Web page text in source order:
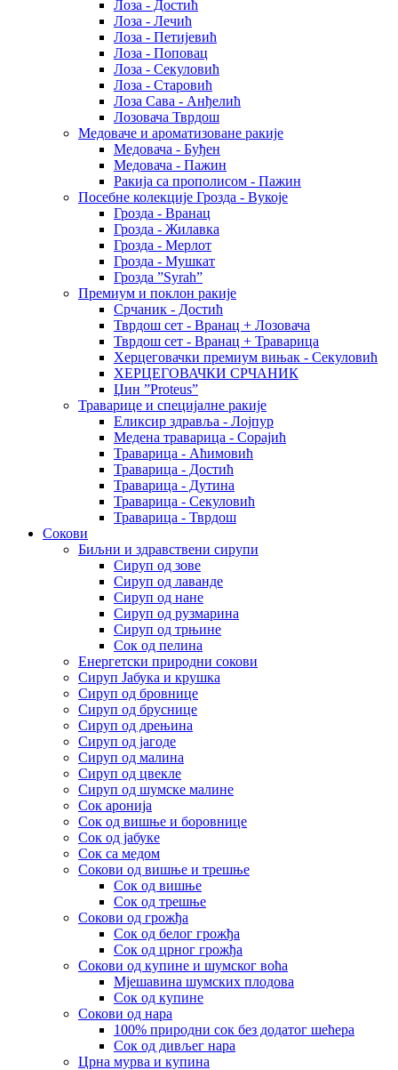
Лоза - Достић
Лоза - Лечић
Лоза - Петијевић
Лоза - Поповац
Лоза - Секуловић
Лоза - Старовић
Лоза Сава - Анђелић
Лозовача Тврдош
Медоваче и ароматизоване ракије
Медовача - Буђен
Медовача - Пажин
Ракија са прополисом - Пажин
Посебне колекције Грозда - Вукоје
Грозда - Вранац
Грозда - Жилавка
Грозда - Мерлот
Грозда - Мушкат
Грозда ”Syrah”
Премиум и поклон ракије
Срчаник - Достић
Тврдош сет - Вранац + Лозовача
Тврдош сет - Вранац + Траварица
Херцеговачки премиум вињак - Секуловић
ХЕРЦЕГОВАЧКИ СРЧАНИК
Џин ”Proteus”
Траварице и специјалне ракије
Еликсир здравља - Лојпур
Медена траварица - Сорајић
Траварица - Аћимовић
Траварица - Достић
Траварица - Дутина
Траварица - Секуловић
Траварица - Тврдош
Сокови
Биљни и здравствени сирупи
Сируп од зове
Сируп од лаванде
Сируп од нане
Сируп од рузмарина
Сируп од трњине
Сок од пелина
Енергетски природни сокови
Сируп Јабука и крушка
Сируп од бровнице
Сируп од бруснице
Сируп од дрењина
Сируп од јагоде
Сируп од малина
Сируп од цвекле
Сируп од шумске малине
Сок аронија
Сок од вишње и боровнице
Сок од јабуке
Сок са медом
Сокови од вишње и трешње
Сок од вишње
Сок од трешње
Сокови од грожђа
Сок од белог грожђа
Сок од црног грожђа
Сокови од купине и шумског воћа
Мјешавина шумских плодова
Сок од купине
Сокови од нара
100% природни сок без додатог шећера
Сок од дивљег нара
Црна мурва и купина